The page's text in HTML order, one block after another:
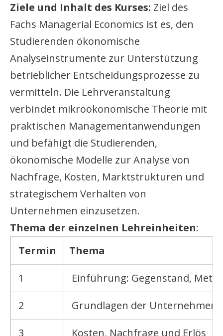
Ziele und Inhalt des Kurses: Ziel des
Fachs Managerial Economics ist es, den
Studierenden ökonomische
Analyseinstrumente zur Unterstützung
betrieblicher Entscheidungsprozesse zu
vermitteln. Die Lehrveranstaltung
verbindet mikroökonomische Theorie mit
praktischen Managementanwendungen
und befähigt die Studierenden,
ökonomische Modelle zur Analyse von
Nachfrage, Kosten, Marktstrukturen und
strategischem Verhalten von
Unternehmen einzusetzen.
Thema der einzelnen Lehreinheiten:
Termin
Thema
1 Einführung: Gegenstand,
2 Grundlagen der
3 Kosten, Nachfrage und Erlös